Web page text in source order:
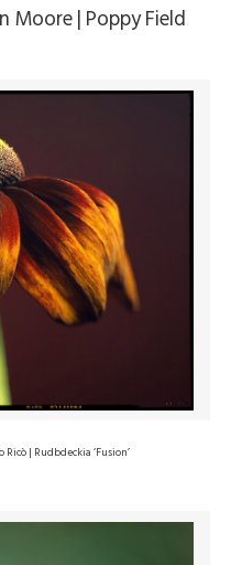
Moore | Poppy Field
| Rudbdeckia ‘Fusion’